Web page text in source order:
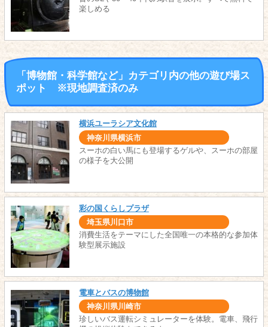
楽しめる
「博物館・科学館など」カテゴリ内の他の遊び場ス
ポット ※現地調査済のみ
横浜ユーラシア文化館
神奈川県横浜市
スーホの白い馬にも登場するゲルや、スーホの部屋
の様子を大公開
彩の国くらしプラザ
埼玉県川口市
消費生活をテーマにした全国唯一の本格的な参加体
験型展示施設
電車とバスの博物館
神奈川県川崎市
珍しいバス運転シミュレーターを体験。電車、飛行